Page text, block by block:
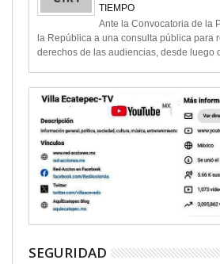
TIEMPO
Ante la Convocatoria de la
la República a una consulta pública para
derechos de las audiencias, desde luego
SEGURIDAD